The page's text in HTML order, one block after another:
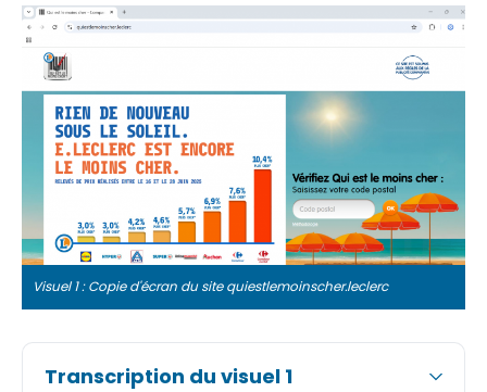
Visuel 1 : Copie d'écran du site quiestlemoinscher.leclerc
Transcription du visuel 1